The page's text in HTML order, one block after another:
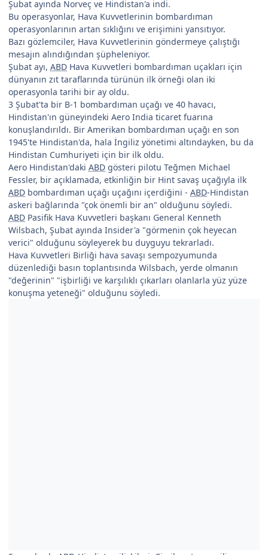
Şubat ayında Norveç ve Hindistan'a indi.
Bu operasyonlar, Hava Kuvvetlerinin bombardıman
operasyonlarının artan sıklığını ve erişimini yansıtıyor.
Bazı gözlemciler, Hava Kuvvetlerinin göndermeye çalıştığı
mesajın alındığından şüpheleniyor.
Şubat ayı, ABD Hava Kuvvetleri bombardıman uçakları için
dünyanın zıt taraflarında türünün ilk örneği olan iki
operasyonla tarihi bir ay oldu.
3 Şubat'ta bir B-1 bombardıman uçağı ve 40 havacı,
Hindistan'ın güneyindeki Aero India ticaret fuarına
konuşlandırıldı. Bir Amerikan bombardıman uçağı en son
1945'te Hindistan'da, hala İngiliz yönetimi altındayken, bu da
Hindistan Cumhuriyeti için bir ilk oldu.
Aero Hindistan'daki ABD gösteri pilotu Teğmen Michael
Fessler, bir açıklamada, etkinliğin bir Hint savaş uçağıyla ilk
ABD bombardıman uçağı uçağını içerdiğini - ABD-Hindistan
askeri bağlarında "çok önemli bir an" olduğunu söyledi.
ABD Pasifik Hava Kuvvetleri başkanı General Kenneth
Wilsbach, Şubat ayında Insider'a "görmenin çok heyecan
verici" olduğunu söyleyerek bu duyguyu tekrarladı.
Hava Kuvvetleri Birliği hava savaşı sempozyumunda
düzenlediği basın toplantısında Wilsbach, yerde olmanın
"değerinin" "işbirliği ve karşılıklı çıkarları olanlarla yüz yüze
konuşma yeteneği" olduğunu söyledi.